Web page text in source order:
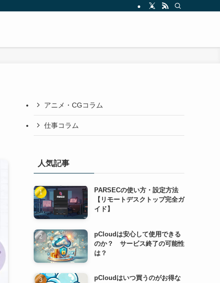
アニメ・CGコラム
仕事コラム
人気記事
PARSECの使い方・設定方法
【リモートデスクトップ完全ガ
イド】
pCloudは安心して使用できる
のか？ サービス終了の可能性
は？
pCloudはいつ買うのがお得な